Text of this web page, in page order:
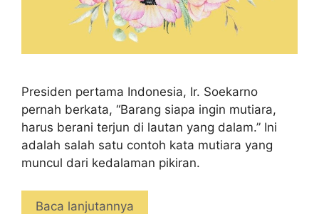
Presiden pertama Indonesia, Ir. Soekarno
pernah berkata, “Barang siapa ingin mutiara,
harus berani terjun di lautan yang dalam.” Ini
adalah salah satu contoh kata mutiara yang
muncul dari kedalaman pikiran.
Baca lanjutannya